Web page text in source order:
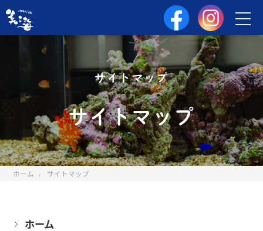
サイトマップ
サイトマップ
ホーム サイトマップ
ホーム